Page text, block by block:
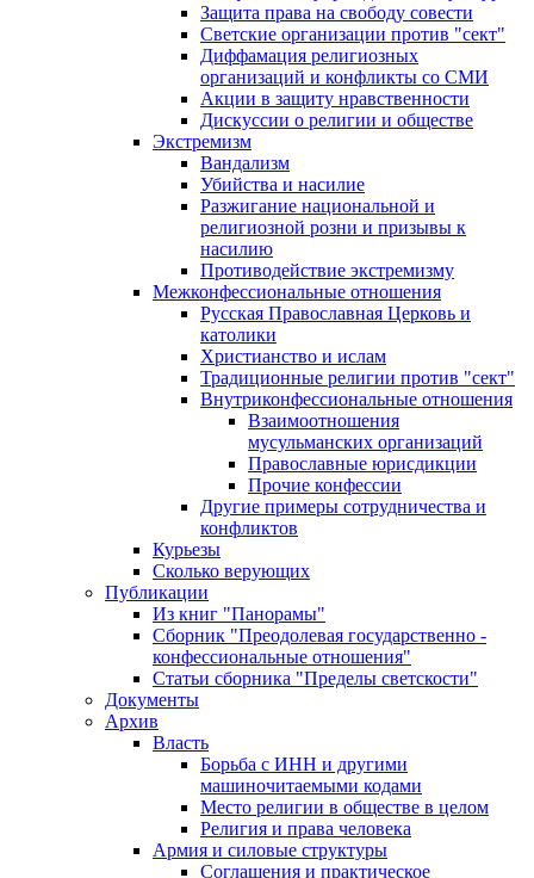
Защита права на свободу совести
Светские организации против "сект"
Диффамация религиозных
организаций и конфликты со СМИ
Акции в защиту нравственности
Дискуссии о религии и обществе
Экстремизм
Вандализм
Убийства и насилие
Разжигание национальной и
религиозной розни и призывы к
насилию
Противодействие экстремизму
Межконфессиональные отношения
Русская Православная Церковь и
католики
Христианство и ислам
Традиционные религии против "сект"
Внутриконфессиональные отношения
Взаимоотношения
мусульманских организаций
Православные юрисдикции
Прочие конфессии
Другие примеры сотрудничества и
конфликтов
Курьезы
Сколько верующих
Публикации
Из книг "Панорамы"
Сборник "Преодолевая государственно -
конфессиональные отношения"
Статьи сборника "Пределы светскости"
Документы
Архив
Власть
Борьба с ИНН и другими
машиночитаемыми кодами
Место религии в обществе в целом
Религия и права человека
Армия и силовые структуры
Соглашения и практическое